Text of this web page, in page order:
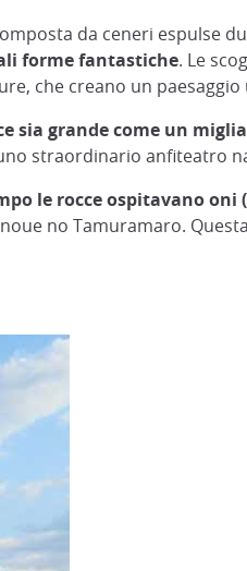
da ceneri espulse
forme fantastiche. Le
che creano un
sia grande come un
straordinario anfiteatro
le rocce ospitavano oni
no Tamuramaro.